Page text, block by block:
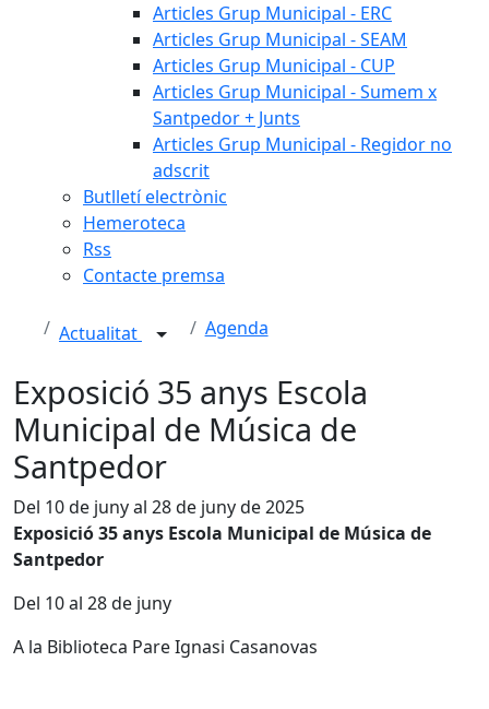
Articles Grup Municipal - ERC
Articles Grup Municipal - SEAM
Articles Grup Municipal - CUP
Articles Grup Municipal - Sumem x
Santpedor + Junts
Articles Grup Municipal - Regidor no
adscrit
Butlletí electrònic
Hemeroteca
Rss
Contacte premsa
Actualitat Agenda
Exposició 35 anys Escola
Municipal de Música de
Santpedor
Del 10 de juny al 28 de juny de 2025
Exposició 35 anys Escola Municipal de Música de
Santpedor
Del 10 al 28 de juny
A la Biblioteca Pare Ignasi Casanovas